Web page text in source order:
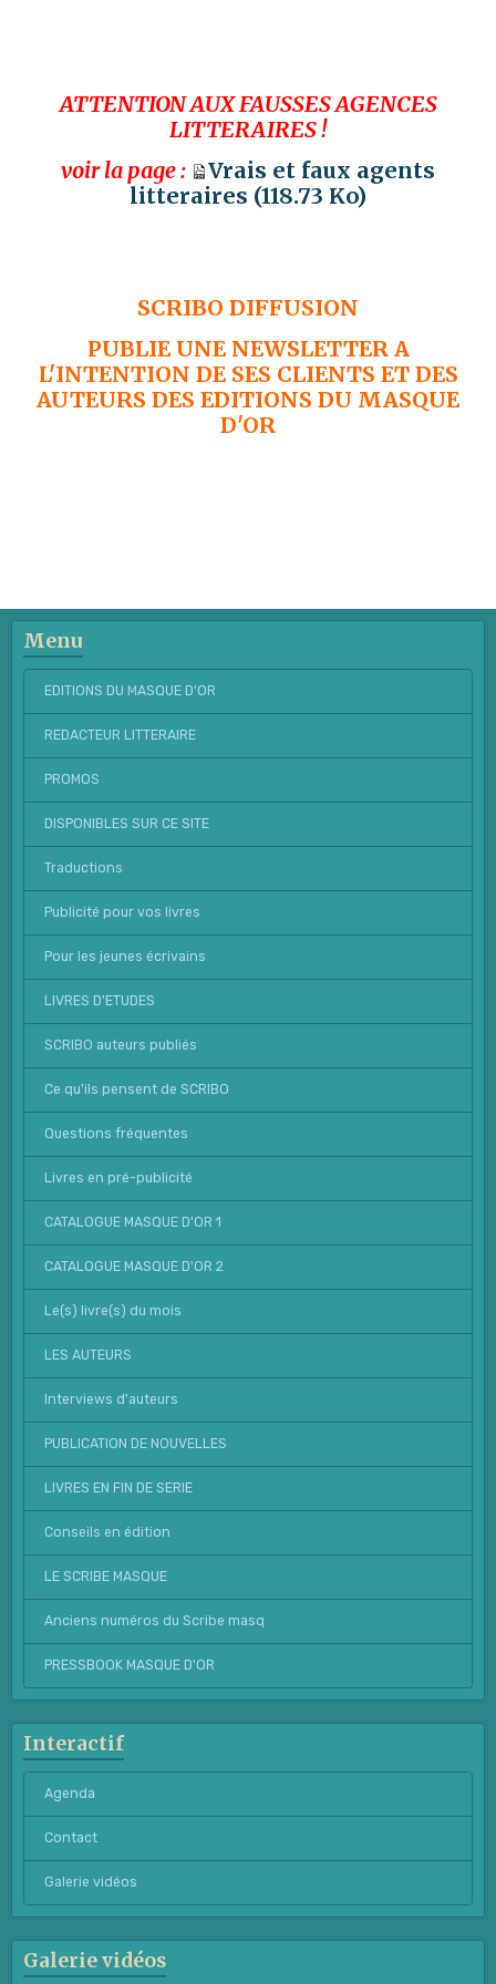
ATTENTION AUX FAUSSES AGENCES
LITTERAIRES !
voir la page :
Vrais et faux agents
litteraires (118.73 Ko)
SCRIBO DIFFUSION
PUBLIE UNE NEWSLETTER A
L'INTENTION DE SES CLIENTS ET DES
AUTEURS DES EDITIONS DU MASQUE
D'OR
Menu
EDITIONS DU MASQUE D'OR
REDACTEUR LITTERAIRE
PROMOS
DISPONIBLES SUR CE SITE
Traductions
Publicité pour vos livres
Pour les jeunes écrivains
LIVRES D'ETUDES
SCRIBO auteurs publiés
Ce qu'ils pensent de SCRIBO
Questions fréquentes
Livres en pré-publicité
CATALOGUE MASQUE D'OR 1
CATALOGUE MASQUE D'OR 2
Le(s) livre(s) du mois
LES AUTEURS
Interviews d'auteurs
PUBLICATION DE NOUVELLES
LIVRES EN FIN DE SERIE
Conseils en édition
LE SCRIBE MASQUE
Anciens numéros du Scribe masq
PRESSBOOK MASQUE D'OR
Interactif
Agenda
Contact
Galerie vidéos
Galerie vidéos